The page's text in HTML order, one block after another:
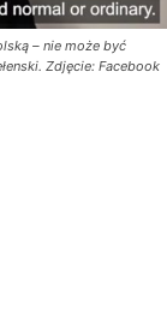
– nie może być
Zdjęcie: Facebook